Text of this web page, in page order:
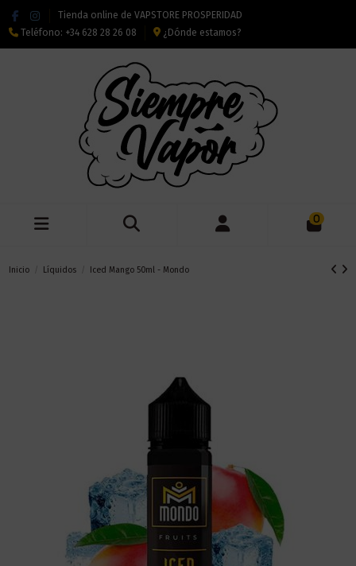
Tienda online de VAPSTORE PROSPERIDAD
Teléfono: +34 628 28 26 08 ¿Dónde estamos?
0
Inicio Líquidos Iced Mango 50ml - Mondo